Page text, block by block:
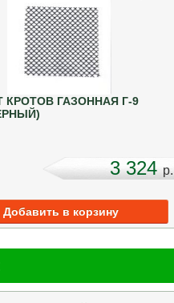
КРОТОВ ГАЗОННАЯ Г-9
3 324p.